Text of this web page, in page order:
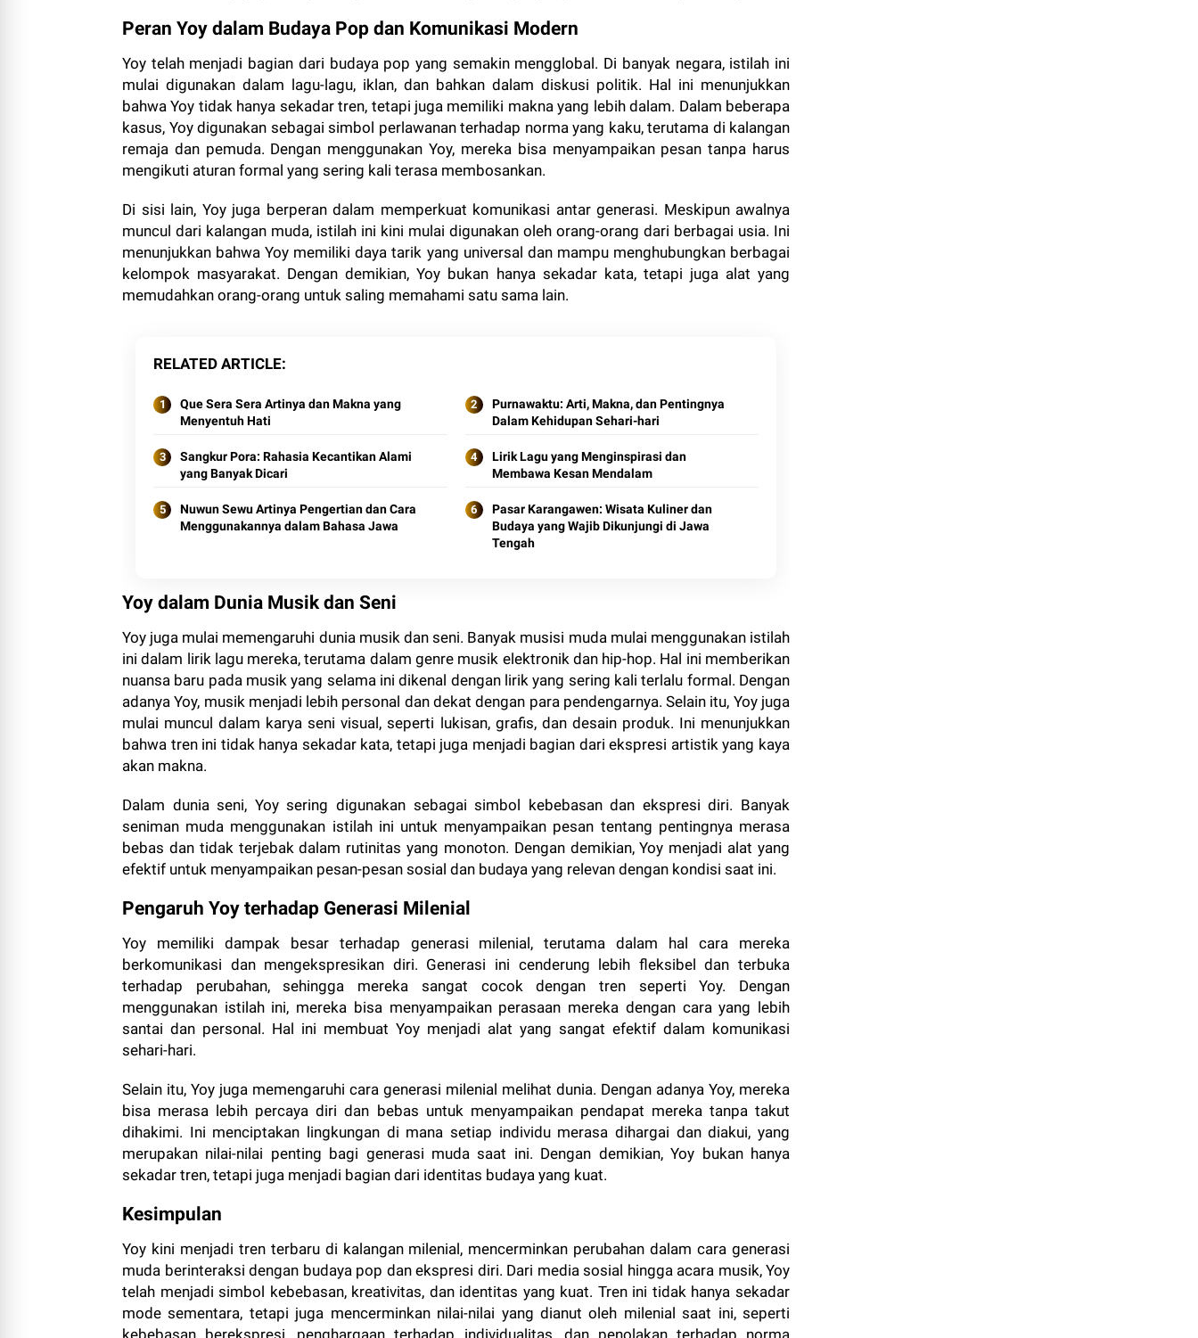
Peran Yoy dalam Budaya Pop dan Komunikasi Modern
Yoy telah menjadi bagian dari budaya pop yang semakin mengglobal. Di banyak negara, istilah ini
mulai digunakan dalam lagu-lagu, iklan, dan bahkan dalam diskusi politik. Hal ini menunjukkan
bahwa Yoy tidak hanya sekadar tren, tetapi juga memiliki makna yang lebih dalam. Dalam beberapa
kasus, Yoy digunakan sebagai simbol perlawanan terhadap norma yang kaku, terutama di kalangan
remaja dan pemuda. Dengan menggunakan Yoy, mereka bisa menyampaikan pesan tanpa harus
mengikuti aturan formal yang sering kali terasa membosankan.
Di sisi lain, Yoy juga berperan dalam memperkuat komunikasi antar generasi. Meskipun awalnya
muncul dari kalangan muda, istilah ini kini mulai digunakan oleh orang-orang dari berbagai usia. Ini
menunjukkan bahwa Yoy memiliki daya tarik yang universal dan mampu menghubungkan berbagai
kelompok masyarakat. Dengan demikian, Yoy bukan hanya sekadar kata, tetapi juga alat yang
memudahkan orang-orang untuk saling memahami satu sama lain.
RELATED ARTICLE
Que Sera Sera Artinya dan Makna yang
Menyentuh Hati
Purnawaktu: Arti, Makna, dan Pentingnya
Dalam Kehidupan Sehari-hari
Sangkur Pora: Rahasia Kecantikan Alami
yang Banyak Dicari
Lirik Lagu yang Menginspirasi dan
Membawa Kesan Mendalam
Nuwun Sewu Artinya Pengertian dan Cara
Menggunakannya dalam Bahasa Jawa
Pasar Karangawen: Wisata Kuliner dan
Budaya yang Wajib Dikunjungi di Jawa
Tengah
Yoy dalam Dunia Musik dan Seni
Yoy juga mulai memengaruhi dunia musik dan seni. Banyak musisi muda mulai menggunakan istilah
ini dalam lirik lagu mereka, terutama dalam genre musik elektronik dan hip-hop. Hal ini memberikan
nuansa baru pada musik yang selama ini dikenal dengan lirik yang sering kali terlalu formal. Dengan
adanya Yoy, musik menjadi lebih personal dan dekat dengan para pendengarnya. Selain itu, Yoy juga
mulai muncul dalam karya seni visual, seperti lukisan, grafis, dan desain produk. Ini menunjukkan
bahwa tren ini tidak hanya sekadar kata, tetapi juga menjadi bagian dari ekspresi artistik yang kaya
akan makna.
Dalam dunia seni, Yoy sering digunakan sebagai simbol kebebasan dan ekspresi diri. Banyak
seniman muda menggunakan istilah ini untuk menyampaikan pesan tentang pentingnya merasa
bebas dan tidak terjebak dalam rutinitas yang monoton. Dengan demikian, Yoy menjadi alat yang
efektif untuk menyampaikan pesan-pesan sosial dan budaya yang relevan dengan kondisi saat ini.
Pengaruh Yoy terhadap Generasi Milenial
Yoy memiliki dampak besar terhadap generasi milenial, terutama dalam hal cara mereka
berkomunikasi dan mengekspresikan diri. Generasi ini cenderung lebih fleksibel dan terbuka
terhadap perubahan, sehingga mereka sangat cocok dengan tren seperti Yoy. Dengan
menggunakan istilah ini, mereka bisa menyampaikan perasaan mereka dengan cara yang lebih
santai dan personal. Hal ini membuat Yoy menjadi alat yang sangat efektif dalam komunikasi
sehari-hari.
Selain itu, Yoy juga memengaruhi cara generasi milenial melihat dunia. Dengan adanya Yoy, mereka
bisa merasa lebih percaya diri dan bebas untuk menyampaikan pendapat mereka tanpa takut
dihakimi. Ini menciptakan lingkungan di mana setiap individu merasa dihargai dan diakui, yang
merupakan nilai-nilai penting bagi generasi muda saat ini. Dengan demikian, Yoy bukan hanya
sekadar tren, tetapi juga menjadi bagian dari identitas budaya yang kuat.
Kesimpulan
Yoy kini menjadi tren terbaru di kalangan milenial, mencerminkan perubahan dalam cara generasi
muda berinteraksi dengan budaya pop dan ekspresi diri. Dari media sosial hingga acara musik, Yoy
telah menjadi simbol kebebasan, kreativitas, dan identitas yang kuat. Tren ini tidak hanya sekadar
mode sementara, tetapi juga mencerminkan nilai-nilai yang dianut oleh milenial saat ini, seperti